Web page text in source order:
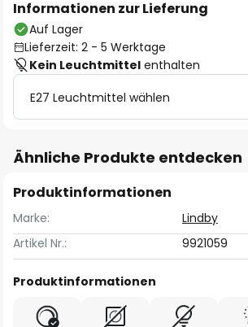
Informationen zur Lieferung
Auf Lager
Lieferzeit: 2 - 5 Werktage
Kein Leuchtmittel enthalten
E27 Leuchtmittel wählen
Ähnliche Produkte entdecken
Produktinformationen
Marke:
Lindby
Artikel Nr.:
9921059
Produktinformationen